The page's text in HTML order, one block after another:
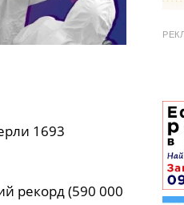
1693
рекорд (590 000